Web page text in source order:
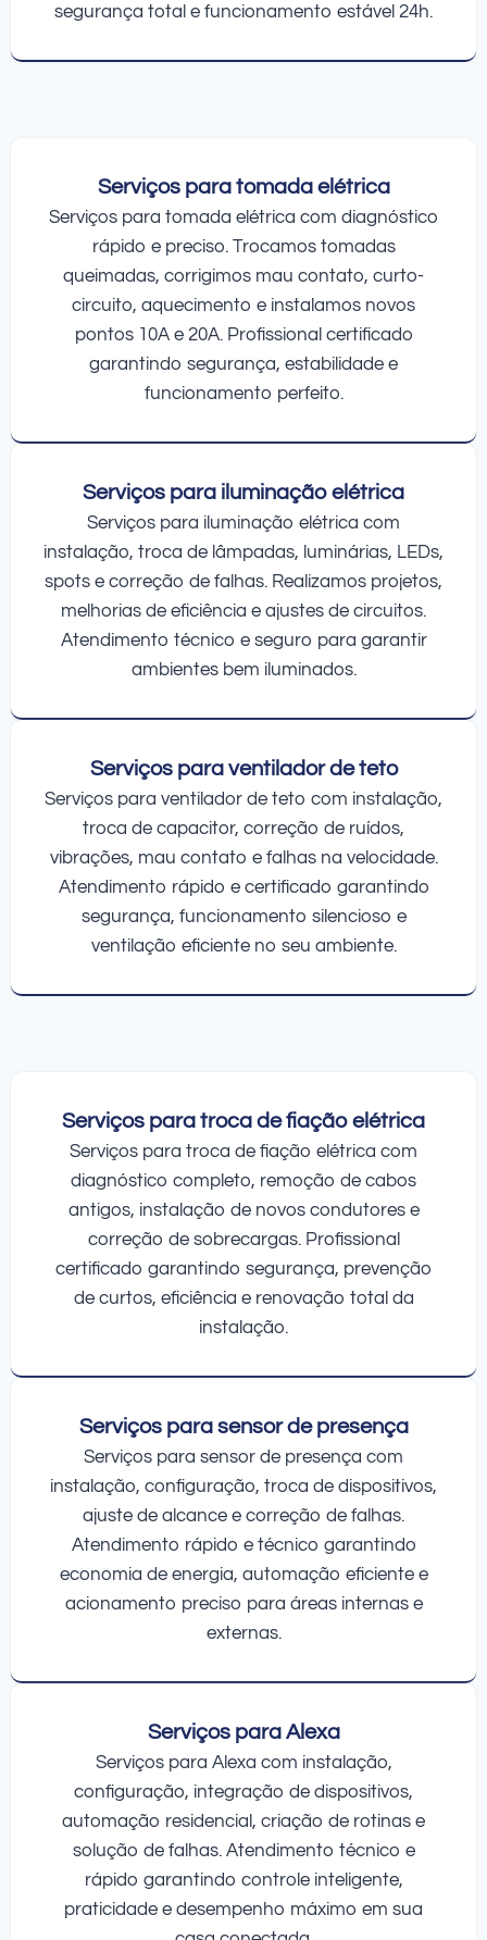
segurança total e funcionamento estável 24h.
Serviços para tomada elétrica
Serviços para tomada elétrica com diagnóstico
rápido e preciso. Trocamos tomadas
queimadas, corrigimos mau contato, curto-
circuito, aquecimento e instalamos novos
pontos 10A e 20A. Profissional certificado
garantindo segurança, estabilidade e
funcionamento perfeito.
Serviços para iluminação elétrica
Serviços para iluminação elétrica com
instalação, troca de lâmpadas, luminárias, LEDs,
spots e correção de falhas. Realizamos projetos,
melhorias de eficiência e ajustes de circuitos.
Atendimento técnico e seguro para garantir
ambientes bem iluminados.
Serviços para ventilador de teto
Serviços para ventilador de teto com instalação,
troca de capacitor, correção de ruídos,
vibrações, mau contato e falhas na velocidade.
Atendimento rápido e certificado garantindo
segurança, funcionamento silencioso e
ventilação eficiente no seu ambiente.
Serviços para troca de fiação elétrica
Serviços para troca de fiação elétrica com
diagnóstico completo, remoção de cabos
antigos, instalação de novos condutores e
correção de sobrecargas. Profissional
certificado garantindo segurança, prevenção
de curtos, eficiência e renovação total da
instalação.
Serviços para sensor de presença
Serviços para sensor de presença com
instalação, configuração, troca de dispositivos,
ajuste de alcance e correção de falhas.
Atendimento rápido e técnico garantindo
economia de energia, automação eficiente e
acionamento preciso para áreas internas e
externas.
Serviços para Alexa
Serviços para Alexa com instalação,
configuração, integração de dispositivos,
automação residencial, criação de rotinas e
solução de falhas. Atendimento técnico e
rápido garantindo controle inteligente,
praticidade e desempenho máximo em sua